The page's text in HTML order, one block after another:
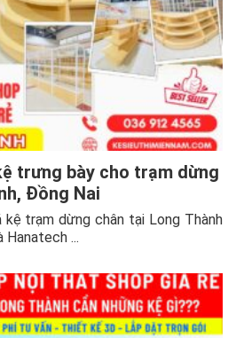
trưng bày cho trạm dừng
Đồng Nai
trạm dừng chân tại Long Thành
Hanatech ...